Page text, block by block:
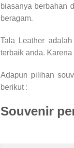
biasanya berbahan
beragam.
Tala Leather
terbaik anda.
Adapun pilihan
berikut :
Souvenir